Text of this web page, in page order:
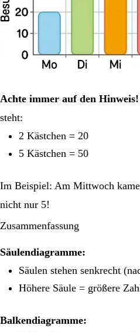
Achte immer auf den Hinweis!
steht:
2 Kästchen = 20
5 Kästchen = 50
Im Beispiel: Am Mittwoch
nicht nur 5!
Zusammenfassung
Säulendiagramme:
Säulen stehen senkrecht
Höhere Säule = größere
Balkendiagramme: